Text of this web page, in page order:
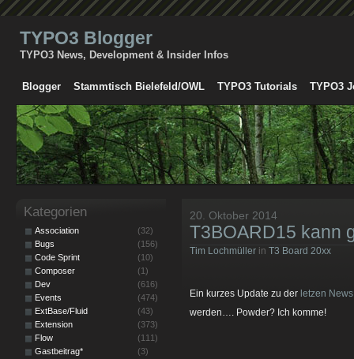
TYPO3 Blogger
TYPO3 News, Development & Insider Infos
Blogger Stammtisch Bielefeld/OWL TYPO3 Tutorials TYPO3
20. Oktober 2014
T3BOARD15 kann
Tim Lochmüller in T3 Board 20xx
Ein kurzes Update zu der letzen News
werden…. Powder? Ich komme!
Kategorien
Association
(32)
Bugs
(156)
Code Sprint
(10)
Composer
(1)
Dev
(616)
Events
(474)
ExtBase/Fluid
(43)
Extension
(373)
Flow
(111)
Gastbeitrag*
(3)